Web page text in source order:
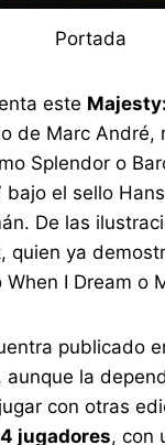
Portada
este
de Marc André,
Splendor o
bajo el sello
De las
quien ya
I Dream o
publicado
aunque la
con otras
jugadores, con